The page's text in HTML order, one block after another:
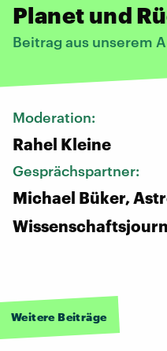
Planet und
Beitrag aus unserem
Moderation:
Rahel Kleine
Gesprächspartner:
Michael Büker,
Weitere Beiträge